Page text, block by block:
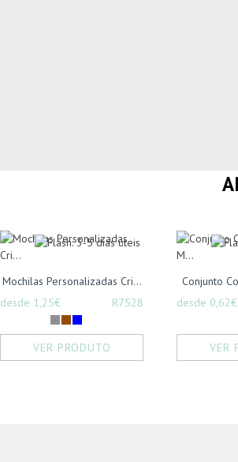
Mochilas Personalizadas Cri...
desde 1,25€
R7528
VER PRODUTO
Conjunto
desde 0,62€
VER